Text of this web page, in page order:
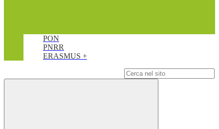
PON
PNRR
ERASMUS +